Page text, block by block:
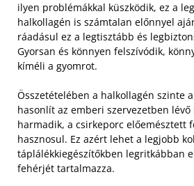
ilyen problémákkal küszködik, ez a
halkollagén is számtalan előnnyel
ráadásul ez a legtisztább és
Gyorsan és könnyen felszívódik,
kíméli a gyomrot.
Összetételében a halkollagén szinte
hasonlít az emberi szervezetben lévő
harmadik, a csirkeporc előemésztett
hasznosul. Ez azért lehet a legjobb
táplálékkiegészítőkben legritkábban
fehérjét tartalmazza.